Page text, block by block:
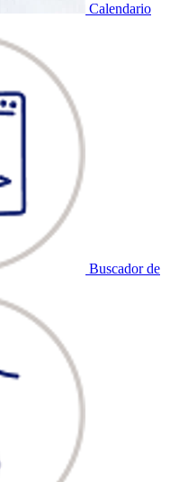
Calendario
Buscador de